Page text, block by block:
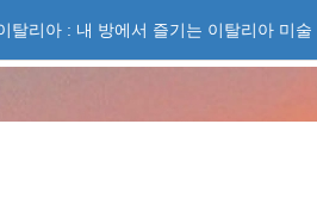
탈리아 : 내 방에서 즐기는 이탈리아 미술